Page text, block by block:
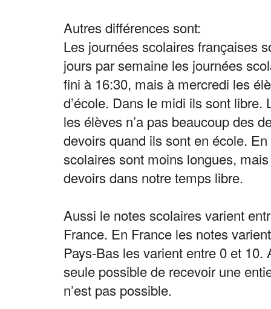
Autres différences sont:
Les journées scolaires françaises
jours par semaine les journées
fini à 16:30, mais à mercredi les
d’école. Dans le midi ils sont libre.
les élèves n’a pas beaucoup des
devoirs quand ils sont en école.
scolaires sont moins longues,
devoirs dans notre temps libre.
Aussi le notes scolaires varient
France. En France les notes
Pays-Bas les varient entre 0 et 10.
seule possible de recevoir une
n’est pas possible.